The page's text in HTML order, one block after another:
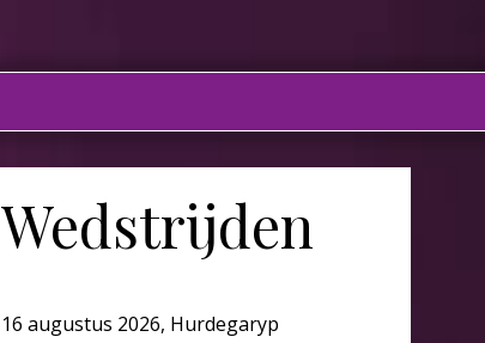
Wedstrijden
16 augustus 2026, Hurdegaryp